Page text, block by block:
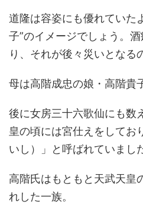
道隆は容姿にも優れていた
子”のイメージでしょう。
り、それが後々災いとなる
母は高階成忠の娘・高階貴
後に女房三十六歌仙にも数
皇の頃には宮仕えをしてお
いし）」と呼ばれていまし
高階氏はもともと天武天皇
れした一族。